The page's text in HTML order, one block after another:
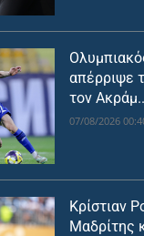
απέρριψε
τον
07/08/2026
Κρίστιαν
Μαδρίτης